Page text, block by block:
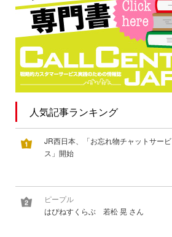
人気記事ランキング
JR西日本、「お忘れ物チャットサービ
ス」開始
ピープル
はぴねすくらぶ 若松 晃 さん